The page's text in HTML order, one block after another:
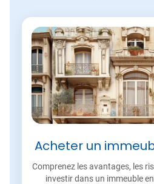
Acheter un
Comprenez les avantages, les
investir dans un immeuble